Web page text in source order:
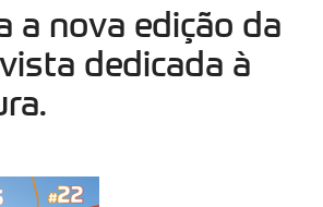
a nova edição da
dedicada à